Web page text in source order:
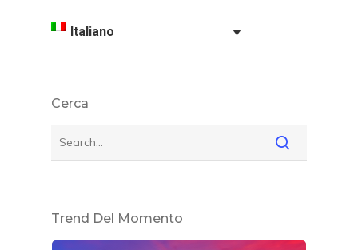
Italiano
Cerca
Trend Del Momento